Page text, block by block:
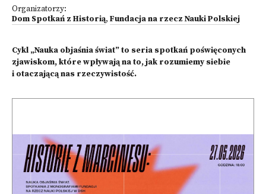
Organizatorzy:
Dom Spotkań z Historią, Fundacja na rzecz Nauki Polskiej
Cykl „Nauka objaśnia świat” to seria spotkań poświęconych
zjawiskom, które wpływają na to, jak rozumiemy siebie
i otaczającą nas rzeczywistość.